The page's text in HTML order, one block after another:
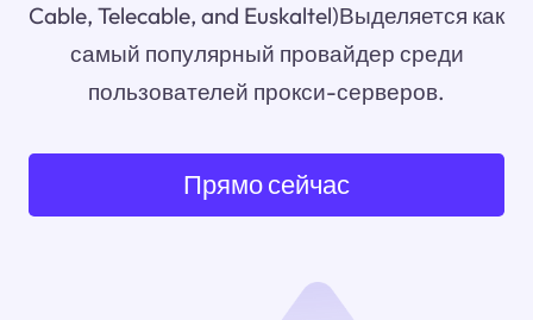
Cable, Telecable, and Euskaltel)Выделяется как
самый популярный провайдер среди
пользователей прокси-серверов.
Прямо сейчас